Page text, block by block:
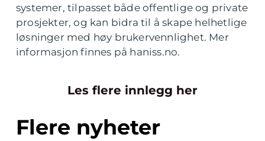
systemer, tilpasset både offentlige og private
prosjekter, og kan bidra til å skape helhetlige
løsninger med høy brukervennlighet. Mer
informasjon finnes på haniss.no.
Les flere innlegg her
Flere nyheter